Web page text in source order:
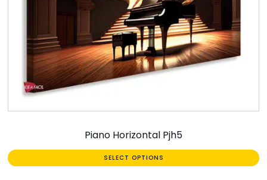
Piano Horizontal Pjh5
SELECT OPTIONS